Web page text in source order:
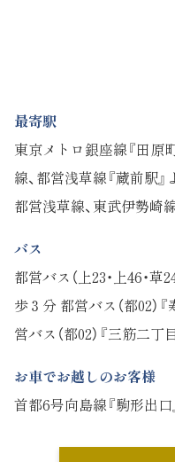
最寄駅
東京メトロ銀座線『田原
線、都営浅草線『蔵前駅
都営浅草線、東武伊勢崎
バス
都営バス（上23・上46・草
歩３分 都営バス（都02）
営バス（都02）『三筋二
お車でお越しのお客様
首都6号向島線『駒形出口